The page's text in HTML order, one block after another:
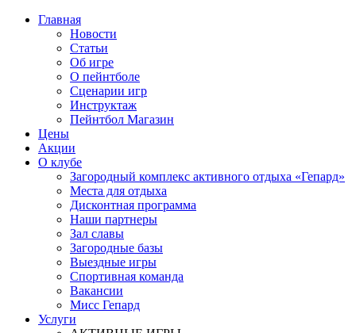
Главная
Новости
Статьи
Об игре
О пейнтболе
Сценарии игр
Инструктаж
Пейнтбол Магазин
Цены
Акции
О клубе
Загородный комплекс активного отдыха «Гепард»
Места для отдыха
Дисконтная программа
Наши партнеры
Зал славы
Загородные базы
Выездные игры
Спортивная команда
Вакансии
Мисс Гепард
Услуги